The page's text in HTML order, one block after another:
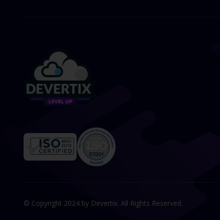
© Copyright 2024 by Devertix. All Rights Reserved.